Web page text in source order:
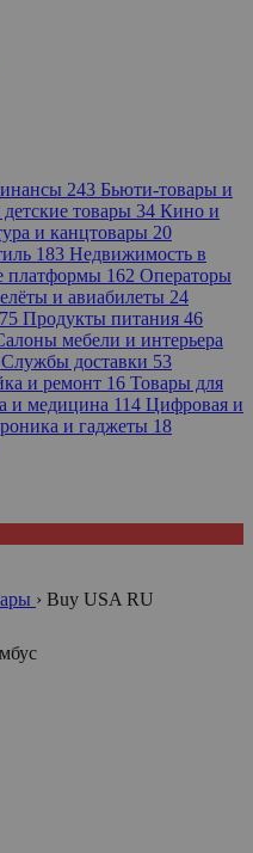
243 Бьюти-товары и
товары 34 Кино и
и канцтовары 20
183 Недвижимость в
платформы 162 Операторы
и авиабилеты 24
75 Продукты питания 46
мебели и интерьера
Службы доставки 53
и ремонт 16 Товары для
и медицина 114 Цифровая и
и гаджеты 18
› Buy USA RU